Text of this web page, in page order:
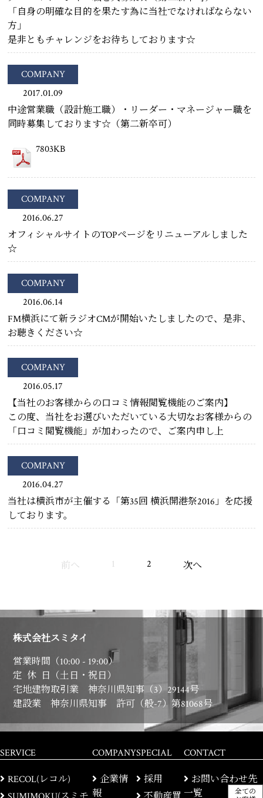
「自身の明確な目的を果たす為に当社でなければならない
方」
是非ともチャレンジをお待ちしております☆
COMPANY
2017.01.09
中途営業職（設計施工職）・リーダー・マネージャー職を
同時募集しております☆（第二新卒可）
7803KB
COMPANY
2016.06.27
オフィシャルサイトのTOPページをリニューアルしました
☆
COMPANY
2016.06.14
FM横浜にて新ラジオCMが開始いたしましたので、是非、
お聴きください☆
COMPANY
2016.05.17
【当社のお客様からの口コミ情報閲覧機能のご案内】
この度、当社をお選びいただいている大切なお客様からの
「口コミ閲覧機能」が加わったので、ご案内申し上
COMPANY
2016.04.27
当社は横浜市が主催する「第35回 横浜開港祭2016」を応援
しております。
前へ 1 2 次へ
全ての
株式会社スミタイ
営業時間（10:00 - 19:00）
定 休 日（土日・祝日）
宅地建物取引業 神奈川県知事（3）29144号
建設業 神奈川県知事 許可（般-7）第81068号
SERVICE
RECOL(レコル)
COMPANY
企業情
報
SPECIAL
採用
CONTACT
お問い合わせ先
一覧